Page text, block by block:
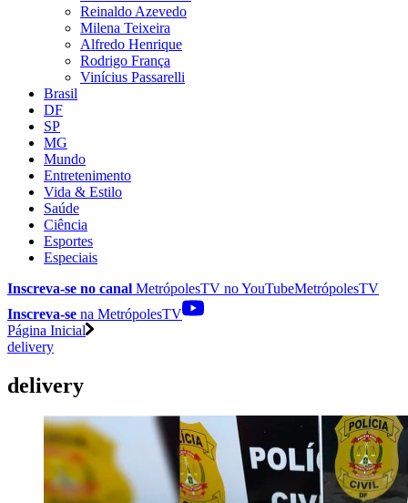
Reinaldo Azevedo
Milena Teixeira
Alfredo Henrique
Rodrigo França
Vinícius Passarelli
Brasil
DF
SP
MG
Mundo
Entretenimento
Vida & Estilo
Saúde
Ciência
Esportes
Especiais
Inscreva-se no canal MetrópolesTV noYouTubeMetrópolesTV
Inscreva-se na MetrópolesTV
Página Inicial
delivery
delivery